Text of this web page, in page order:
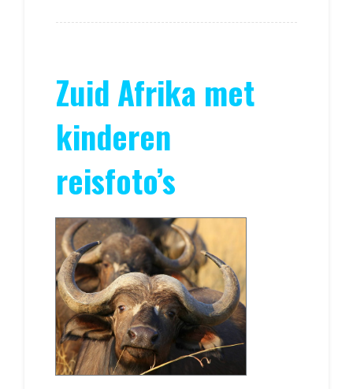
Zuid Afrika met
kinderen
reisfoto’s